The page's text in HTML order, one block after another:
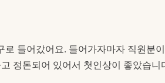
로 들어갔어요. 들어가자마자 직원분
정돈되어 있어서 첫인상이 좋았습니